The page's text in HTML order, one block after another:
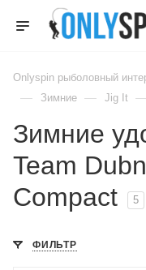
Onlyspin рыболовный
— Зимние — Jig It
Зимние
Team
Compact
5
ФИЛЬТР